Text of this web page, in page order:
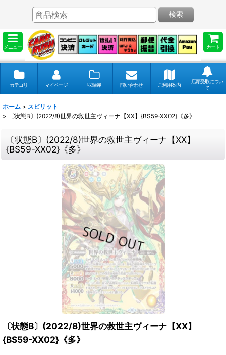
メニュー カート
検索
カテゴリ マイページ 収録弾 問い合わせ ご利用案内
店頭受取につい
て
ホーム > スピリット
>
〔状態B〕(2022/8)世界の救世主ヴィーナ【XX】{BS59-XX02}《多》
〔状態B〕(2022/8)世界の救世主ヴィーナ【XX】
{BS59-XX02}《多》
〔状態B〕(2022/8)世界の救世主ヴィーナ【XX】
{BS59-XX02}《多》